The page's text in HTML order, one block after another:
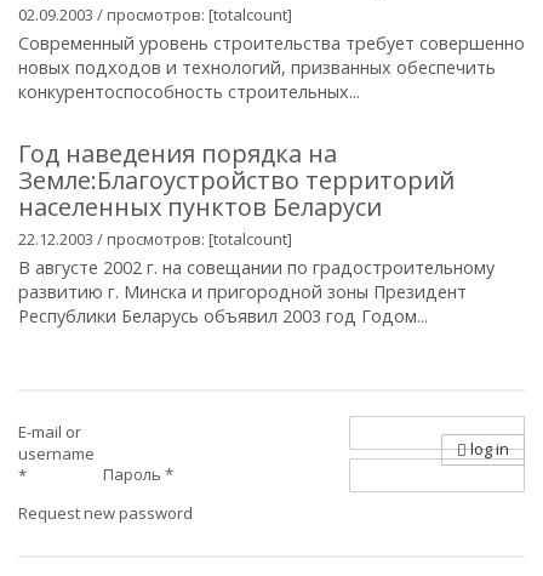
02.09.2003 / просмотров: [totalcount]
Современный уровень строительства требует совершенно
новых подходов и технологий, призванных обеспечить
конкурентоспособность строительных...
Год наведения порядка на
Земле:Благоустройство территорий
населенных пунктов Беларуси
22.12.2003 / просмотров: [totalcount]
В августе 2002 г. на совещании по градостроительному
развитию г. Минска и пригородной зоны Президент
Республики Беларусь объявил 2003 год Годом...
E-mail or
username
*
Пароль *
Request new password
log in